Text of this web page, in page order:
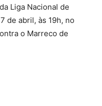
Liga Nacional de
de abril, às 19h, no
o Marreco de